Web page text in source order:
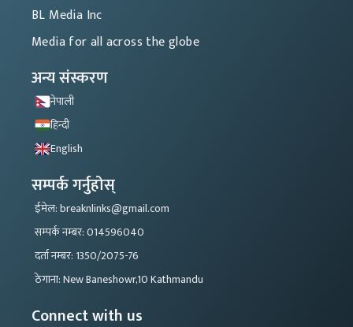
BL Media Inc
Media for all across the globe
अन्य संस्करण
नेपाली
हिन्दी
English
सम्पर्क गर्नुहोस्
ईमेल: breaknlinks@gmail.com
सम्पर्क नम्बर: 014596040
दर्ता नम्बर: 1350/2075-76
ठेगाना: New Baneshowr,10 Kathmandu
Connect with us